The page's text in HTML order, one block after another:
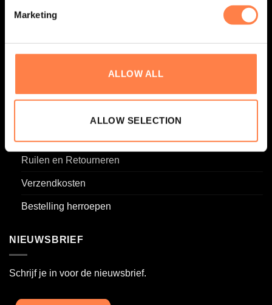
Marketing
ALLOW ALL
ALLOW SELECTION
Algemene voorwaarden
Privacy Policy
Ruilen en Retourneren
Verzendkosten
Bestelling herroepen
NIEUWSBRIEF
Schrijf je in voor de nieuwsbrief.